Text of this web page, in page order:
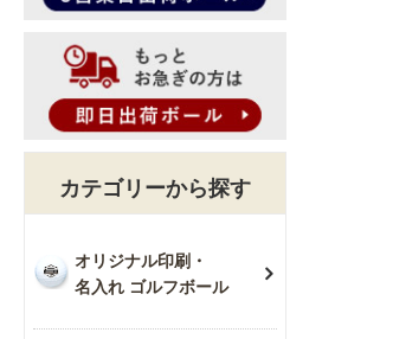
カテゴリーから探す
オリジナル印刷・
名入れ ゴルフボール